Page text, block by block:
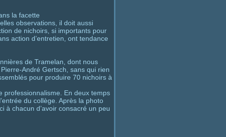
la facette
observations, il doit aussi
de nichoirs, si importants pour
action d’entretien, ont tendance
de Tramelan, dont nous
André Gertsch, sans qui rien
pour produire 70 nichoirs à
professionnalisme. En deux temps
du collège. Après la photo
à chacun d’avoir consacré un peu